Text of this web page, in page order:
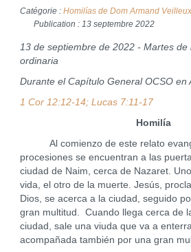
Catégorie : Homilías de Dom Armand
Publication : 13 septembre 2022
13 de septiembre de 2022 - Martes de
ordinaria
Durante el Capítulo General OCSO en
1 Cor 12:12-14; Lucas 7:11-17
Homilía
Al comienzo de este relato
procesiones se encuentran a las
ciudad de Naim, cerca de Nazaret.
vida, el otro de la muerte. Jesús,
Dios, se acerca a la ciudad, seguido
gran multitud. Cuando llega cerca de
ciudad, sale una viuda que va a
acompañada también por una gran